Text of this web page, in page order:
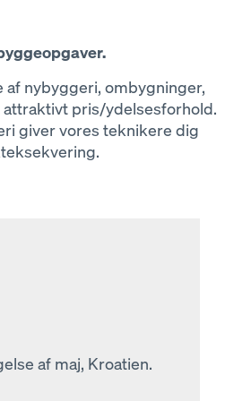
nybyggeri, ombygninger,
pris/ydelsesforhold.
giver vores teknikere dig
af maj, Kroatien.
i Gmunden,